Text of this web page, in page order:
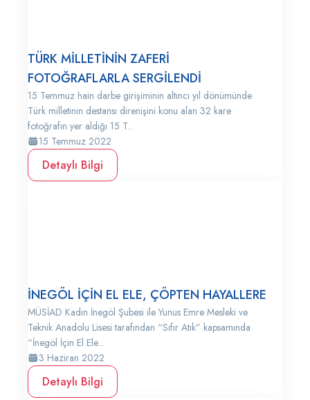
TÜRK MİLLETİNİN ZAFERİ
FOTOĞRAFLARLA SERGİLENDİ
15 Temmuz hain darbe girişiminin altıncı yıl dönümünde
Türk milletinin destansı direnişini konu alan 32 kare
fotoğrafın yer aldığı 15 T...
15 Temmuz 2022
Detaylı Bilgi
İNEGÖL İÇİN EL ELE, ÇÖPTEN HAYALLERE
MÜSİAD Kadın İnegöl Şubesi ile Yunus Emre Mesleki ve
Teknik Anadolu Lisesi tarafından “Sıfır Atık” kapsamında
“İnegöl İçin El Ele...
3 Haziran 2022
Detaylı Bilgi